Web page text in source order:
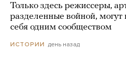
Только здесь режиссеры,
разделенные войной, могут
себя одним сообществом
ИСТОРИИ день назад